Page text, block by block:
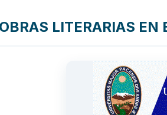
LITERARIAS EN